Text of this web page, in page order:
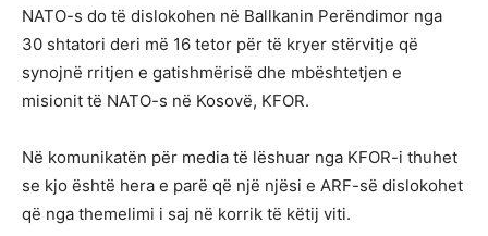
NATO-s do të dislokohen në Ballkanin Perëndimor nga
30 shtatori deri më 16 tetor për të kryer stërvitje që
synojnë rritjen e gatishmërisë dhe mbështetjen e
misionit të NATO-s në Kosovë, KFOR.
Në komunikatën për media të lëshuar nga KFOR-i thuhet
se kjo është hera e parë që një njësi e ARF-së dislokohet
që nga themelimi i saj në korrik të këtij viti.